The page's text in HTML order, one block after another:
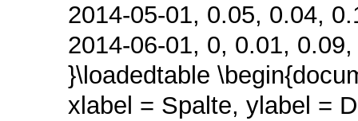
2014-05-01, 0.05, 0.04,
2014-06-01, 0, 0.01,
}\loadedtable
xlabel = Spalte, ylabel =